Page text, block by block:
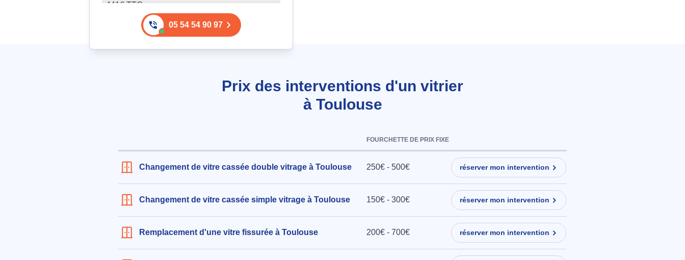
441€ TTC
aux alentours de Boulevard de Strasbourg à
Toulouse (31000)
Remplacement de double vitrage,
dimensions 80x150 cm
597€ TTC
aux alentours de Avenue de la Garonnette à
Toulouse (31000)
05 54 54 90 97
Prix des interventions d'un vitrier
à Toulouse
FOURCHETTE DE PRIX FIXE
Changement de vitre cassée double vitrage à Toulouse 250€ - 500€ réserver mon intervention
Changement de vitre cassée simple vitrage à Toulouse 150€ - 300€ réserver mon intervention
Remplacement d'une vitre fissurée à Toulouse 200€ - 700€ réserver mon intervention